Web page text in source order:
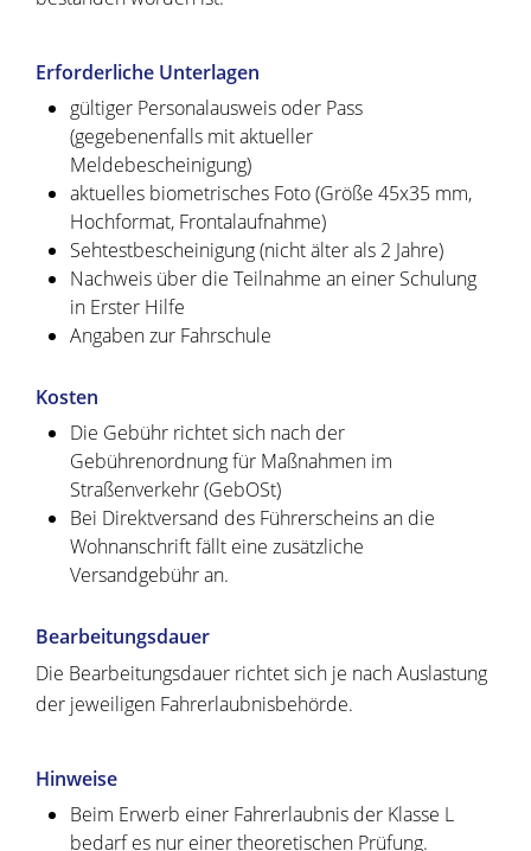
Erforderliche Unterlagen
gültiger Personalausweis oder Pass
(gegebenenfalls mit aktueller
Meldebescheinigung)
aktuelles biometrisches Foto (Größe 45x35 mm,
Hochformat, Frontalaufnahme)
Sehtestbescheinigung (nicht älter als 2 Jahre)
Nachweis über die Teilnahme an einer Schulung
in Erster Hilfe
Angaben zur Fahrschule
Kosten
Die Gebühr richtet sich nach der
Gebührenordnung für Maßnahmen im
Straßenverkehr (GebOSt)
Bei Direktversand des Führerscheins an die
Wohnanschrift fällt eine zusätzliche
Versandgebühr an.
Bearbeitungsdauer
Die Bearbeitungsdauer richtet sich je nach Auslastung
der jeweiligen Fahrerlaubnisbehörde.
Hinweise
Beim Erwerb einer Fahrerlaubnis der Klasse L
bedarf es nur einer theoretischen Prüfung.